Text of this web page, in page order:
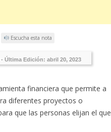
Escucha esta nota
Última Edición: abril 20, 2023
financiera que permite a
diferentes proyectos o
que las personas elijan el que